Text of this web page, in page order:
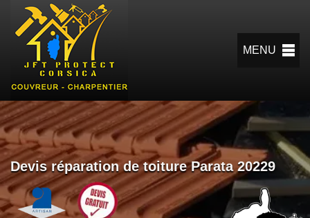
MENU
Devis réparation de toiture Parata 20229